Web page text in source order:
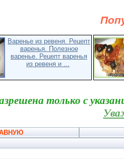
Варенье из ревеня. Рецепт
варенья. Полезное
варенье. Рецепт варенья
из ревеня и ...
только с